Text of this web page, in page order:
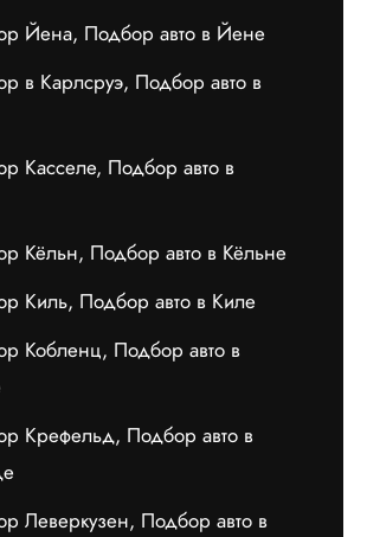
Йена, Подбор авто в Йене
в Карлсруэ, Подбор авто в
Касселе, Подбор авто в
Кёльн, Подбор авто в Кёльне
Киль, Подбор авто в Киле
Кобленц, Подбор авто в
Крефельд, Подбор авто в
Леверкузен, Подбор авто в